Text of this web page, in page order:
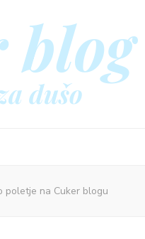
blog
dušo
poletje na Cuker blogu